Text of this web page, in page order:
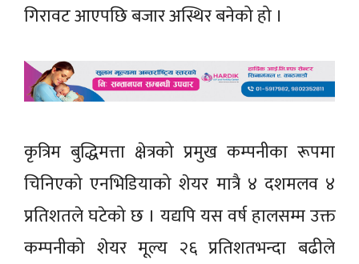
गिरावट आएपछि बजार अस्थिर बनेको हो ।
कृत्रिम बुद्धिमत्ता क्षेत्रको प्रमुख कम्पनीका रूपमा
चिनिएको एनभिडियाको शेयर मात्रै ४ दशमलव ४
प्रतिशतले घटेको छ । यद्यपि यस वर्ष हालसम्म उक्त
कम्पनीको शेयर मूल्य २६ प्रतिशतभन्दा बढीले